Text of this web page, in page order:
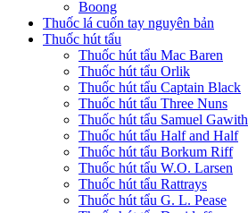
Boong
Thuốc lá cuốn tay nguyên bản
Thuốc hút tẩu
Thuốc hút tẩu Mac Baren
Thuốc hút tẩu Orlik
Thuốc hút tẩu Captain Black
Thuốc hút tẩu Three Nuns
Thuốc hút tẩu Samuel Gawith
Thuốc hút tẩu Half and Half
Thuốc hút tẩu Borkum Riff
Thuốc hút tẩu W.O. Larsen
Thuốc hút tẩu Rattrays
Thuốc hút tẩu G. L. Pease